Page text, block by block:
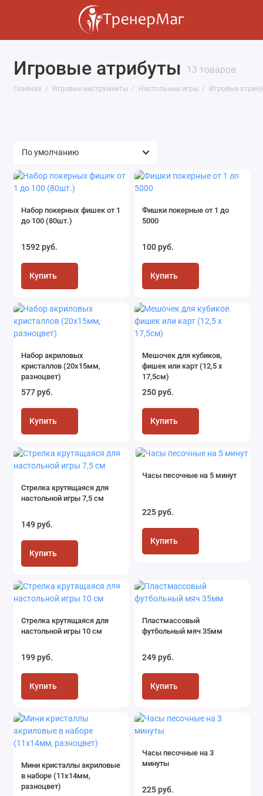
Игровые атрибуты 13 товаров
Главная Игровые инструменты Настольные игры Игровые
Игры для Команд
Настольные игры
Головоломки
Фан-игры
Весёлые старты
Коммуникации
Разное для игр
Психологические игры
Набор покерных фишек от 1
до 100 (80шт.)
1592 руб.
Купить
Фишки покерные от 1 до
5000
100 руб.
Купить
Набор акриловых
кристаллов (20х15мм,
разноцвет)
577 руб.
Купить
Мешочек для кубиков,
фишек или карт (12,5 х
17,5см)
250 руб.
Купить
Стрелка крутящаяся для
настольной игры 7,5 см
149 руб.
Купить
Часы песочные на 5 минут
225 руб.
Купить
Стрелка крутящаяся для
настольной игры 10 см
199 руб.
Купить
Пластмассовый
футбольный мяч 35мм
249 руб.
Купить
Мини кристаллы акриловые
в наборе (11х14мм,
разноцвет)
Часы песочные на 3
минуты
225 руб.